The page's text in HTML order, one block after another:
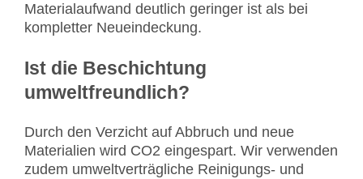
Materialaufwand deutlich geringer ist als bei
kompletter Neueindeckung.
Ist die Beschichtung
umweltfreundlich?
Durch den Verzicht auf Abbruch und neue
Materialien wird CO2 eingespart. Wir verwenden
zudem umweltverträgliche Reinigungs- und